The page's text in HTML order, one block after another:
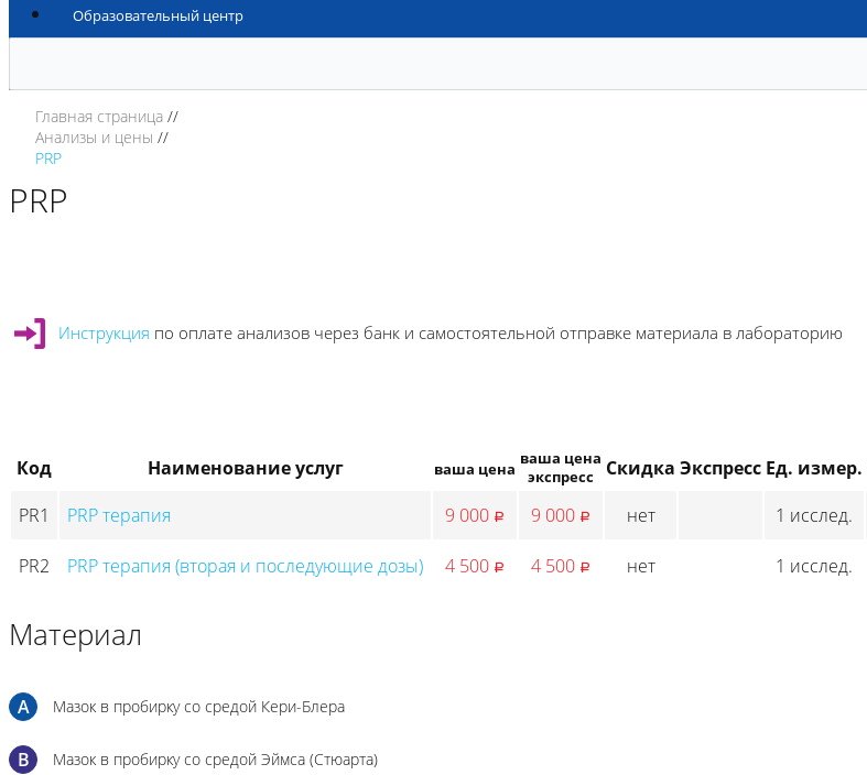
Образовательный центр
Главная страница
Анализы и цены
PRP
PRP
Инструкция по оплате анализов через банк и самостоятельной отправке материала в лабораторию
Код Наименование услуг ваша цена
ваша цена
экспресс
Скидка Экспресс Ед. измер.
PR1
PRP терапия 9 000 p 9 000 p нет 1 исслед.
PR2 PRP терапия (вторая и последующие дозы) 4 500 p 4 500 p нет 1 исслед.
Материал
A Мазок в пробирку со средой Кери-Блера
B Мазок в пробирку со средой Эймса (Стюарта)